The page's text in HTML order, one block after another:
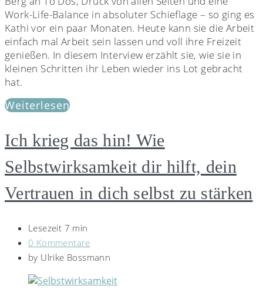
Work-Life-Balance in absoluter Schieflage – so ging es
Kathi vor ein paar Monaten. Heute kann sie die Arbeit
einfach mal Arbeit sein lassen und voll ihre Freizeit
genießen. In diesem Interview erzählt sie, wie sie in
kleinen Schritten ihr Leben wieder ins Lot gebracht
hat.
Weiterlesen
Ich krieg das hin! Wie
Selbstwirksamkeit dir hilft, dein
Vertrauen in dich selbst zu stärken
Lesezeit 7 min
0 Kommentare
by Ulrike Bossmann